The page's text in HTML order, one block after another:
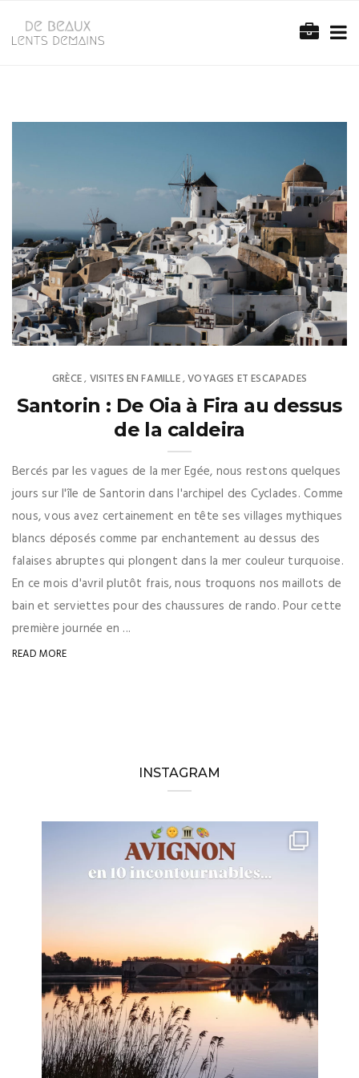
GRÈCE, VISITES EN FAMILLE,VOYAGES ET ESCAPADES
Santorin : De Oia à Fira au dessus
de la caldeira
Bercés par les vagues de la mer Egée, nous restons quelques
jours sur l'île de Santorin dans l'archipel des Cyclades. Comme
nous, vous avez certainement en tête ses villages mythiques
blancs déposés comme par enchantement au dessus des
falaises abruptes qui plongent dans la mer couleur turquoise.
En ce mois d'avril plutôt frais, nous troquons nos maillots de
bain et serviettes pour des chaussures de rando. Pour cette
première journée en ...
READ MORE
INSTAGRAM